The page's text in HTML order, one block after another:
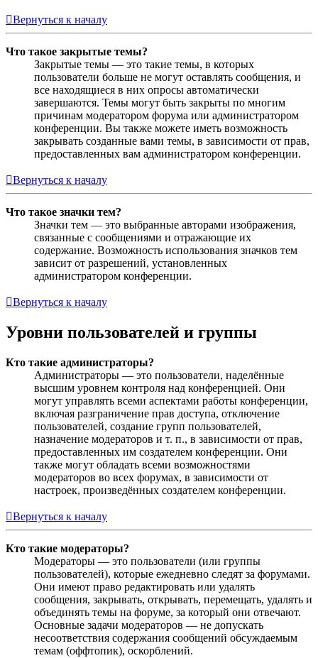
Вернуться к началу
Что такое закрытые темы?
Закрытые темы — это такие темы, в которых
пользователи больше не могут оставлять сообщения, и
все находящиеся в них опросы автоматически
завершаются. Темы могут быть закрыты по многим
причинам модератором форума или администратором
конференции. Вы также можете иметь возможность
закрывать созданные вами темы, в зависимости от прав,
предоставленных вам администратором конференции.
Вернуться к началу
Что такое значки тем?
Значки тем — это выбранные авторами изображения,
связанные с сообщениями и отражающие их
содержание. Возможность использования значков тем
зависит от разрешений, установленных
администратором конференции.
Вернуться к началу
Уровни пользователей и группы
Кто такие администраторы?
Администраторы — это пользователи, наделённые
высшим уровнем контроля над конференцией. Они
могут управлять всеми аспектами работы конференции,
включая разграничение прав доступа, отключение
пользователей, создание групп пользователей,
назначение модераторов и т. п., в зависимости от прав,
предоставленных им создателем конференции. Они
также могут обладать всеми возможностями
модераторов во всех форумах, в зависимости от
настроек, произведённых создателем конференции.
Вернуться к началу
Кто такие модераторы?
Модераторы — это пользователи (или группы
пользователей), которые ежедневно следят за форумами.
Они имеют право редактировать или удалять
сообщения, закрывать, открывать, перемещать, удалять и
объединять темы на форуме, за который они отвечают.
Основные задачи модераторов — не допускать
несоответствия содержания сообщений обсуждаемым
темам (оффтопик), оскорблений.